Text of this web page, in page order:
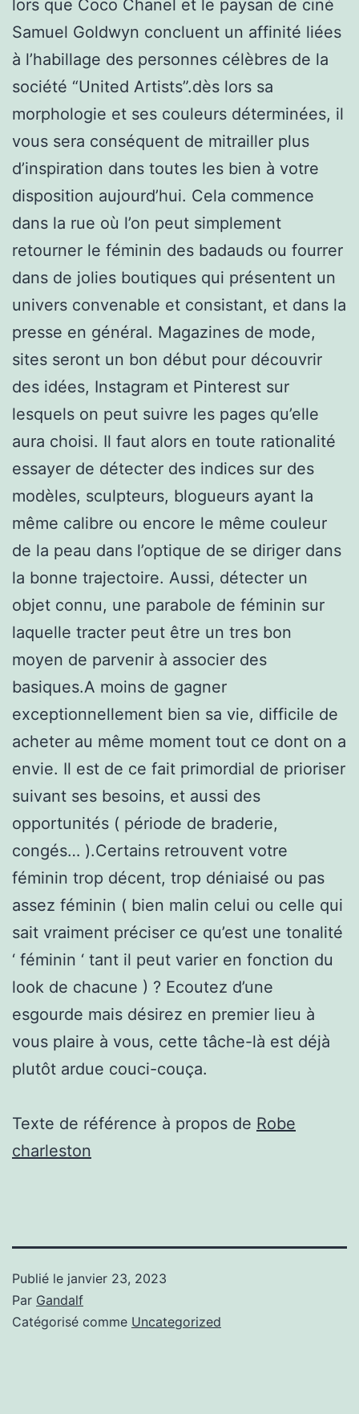
lors que Coco Chanel et le paysan de ciné
Samuel Goldwyn concluent un affinité liées
à l’habillage des personnes célèbres de la
société “United Artists”.dès lors sa
morphologie et ses couleurs déterminées, il
vous sera conséquent de mitrailler plus
d’inspiration dans toutes les bien à votre
disposition aujourd’hui. Cela commence
dans la rue où l’on peut simplement
retourner le féminin des badauds ou fourrer
dans de jolies boutiques qui présentent un
univers convenable et consistant, et dans la
presse en général. Magazines de mode,
sites seront un bon début pour découvrir
des idées, Instagram et Pinterest sur
lesquels on peut suivre les pages qu’elle
aura choisi. Il faut alors en toute rationalité
essayer de détecter des indices sur des
modèles, sculpteurs, blogueurs ayant la
même calibre ou encore le même couleur
de la peau dans l’optique de se diriger dans
la bonne trajectoire. Aussi, détecter un
objet connu, une parabole de féminin sur
laquelle tracter peut être un tres bon
moyen de parvenir à associer des
basiques.A moins de gagner
exceptionnellement bien sa vie, difficile de
acheter au même moment tout ce dont on a
envie. Il est de ce fait primordial de prioriser
suivant ses besoins, et aussi des
opportunités ( période de braderie,
congés… ).Certains retrouvent votre
féminin trop décent, trop déniaisé ou pas
assez féminin ( bien malin celui ou celle qui
sait vraiment préciser ce qu’est une tonalité
‘ féminin ‘ tant il peut varier en fonction du
look de chacune ) ? Ecoutez d’une
esgourde mais désirez en premier lieu à
vous plaire à vous, cette tâche-là est déjà
plutôt ardue couci-couça.
Texte de référence à propos de Robe
charleston
Publié le janvier 23, 2023
Par Gandalf
Catégorisé comme Uncategorized